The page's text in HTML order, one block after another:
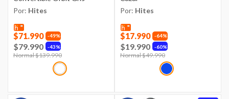
Por: Hites
49%
$71.990
43%
$79.990
Price reduced from
Normal $139.990
Por: Hites
64%
$17.990
60%
$19.990
Price reduced from
Normal $49.990